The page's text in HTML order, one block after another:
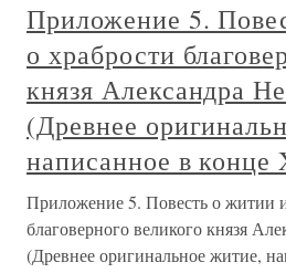
Приложение 5.
о храбрости
князя Александра
(Древнее
написанное в конце
Приложение 5. Повесть о житии
благоверного великого князя
(Древнее оригинальное житие,